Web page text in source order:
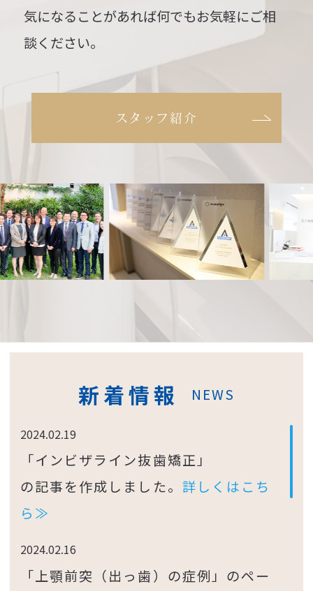
気になることがあれば何でもお気軽にご相
談ください。
スタッフ紹介
新着情報 NEWS
2024.02.19
「インビザライン抜歯矯正」
の記事を作成しました。 詳しくはこち
ら≫
2024.02.16
「上顎前突（出っ歯）の症例」のペー